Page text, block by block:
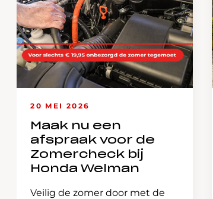
20 MEI 2026
Maak nu een
afspraak voor de
Zomercheck bij
Honda Welman
Veilig de zomer door met de